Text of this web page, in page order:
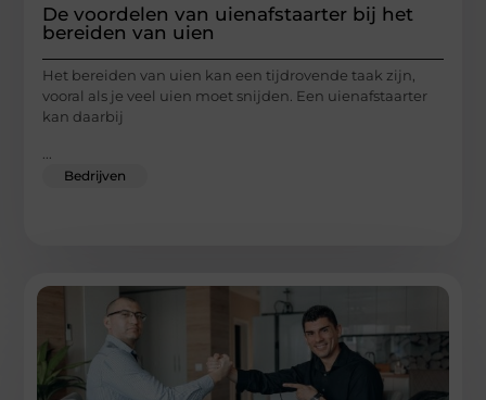
De voordelen van uienafstaarter bij het
bereiden van uien
Het bereiden van uien kan een tijdrovende taak zijn,
vooral als je veel uien moet snijden. Een uienafstaarter
kan daarbij
Bedrijven